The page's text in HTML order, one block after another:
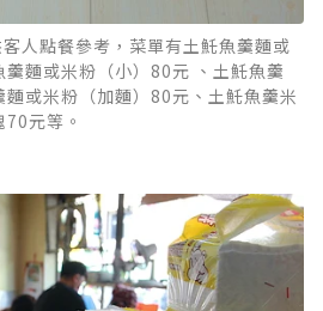
人點餐參考，菜單有土魠魚羹麵或
麵或米粉（小）80元 、土魠魚羹
麵或米粉（加麵）80元、土魠魚羹米
元等。